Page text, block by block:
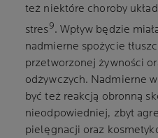
też niektóre choroby
stres9. Wpływ będzie
nadmierne spożycie
przetworzonej żywności
odżywczych. Nadmierne
być też reakcją obronną
nieodpowiedniej, zbyt
pielęgnacji oraz